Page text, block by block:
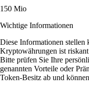
150 Mio
Wichtige Informationen
Diese Informationen stellen
Kryptowährungen ist
Bitte prüfen Sie Ihre
genannten Vorteile oder
Token-Besitz ab und